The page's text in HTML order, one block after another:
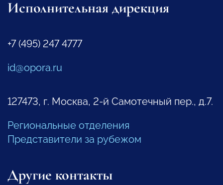
Исполнительная дирекция
+7 (495) 247 4777
id@opora.ru
127473, г. Москва, 2-й Самотечный пер., д.7.
Региональные отделения
Представители за рубежом
Другие контакты